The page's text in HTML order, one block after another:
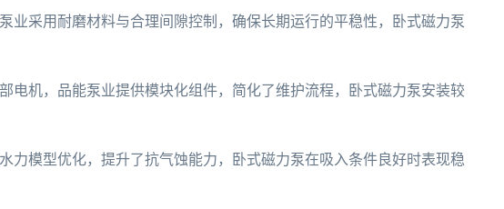
采用耐磨材料与合理间隙控制，确保长期运行的平稳性，卧式磁力泵
电机，品能泵业提供模块化组件，简化了维护流程，卧式磁力泵安装较
模型优化，提升了抗气蚀能力，卧式磁力泵在吸入条件良好时表现稳